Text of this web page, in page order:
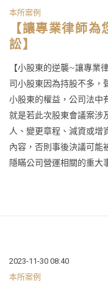
本所案例
【讓專業律師
訟】
【小股東的逆襲~讓專業
司小股東因為持股不多，
小股東的權益，公司法中
就是若此次股東會議案涉
人、變更章程、減資或增
內容，否則事後決議可能
隱瞞公司營運相關的重大
2023-11-30 08:40
本所案例